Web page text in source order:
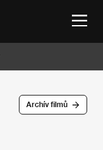
Archív filmů